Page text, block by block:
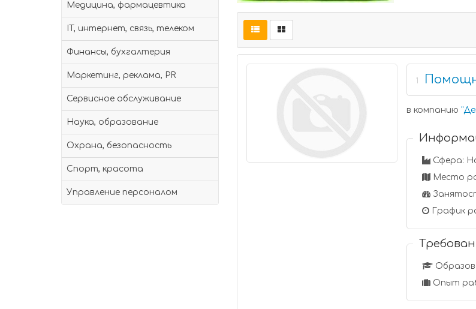
Медицина, фармацевтика
IT, интернет, связь, телеком
Финансы, бухгалтерия
Маркетинг, реклама, PR
Сервисное обслуживание
Наука, образование
Охрана, безопасность
Спорт, красота
Управление персоналом
1
в компанию"
Сфера:
Место
График
Опыт